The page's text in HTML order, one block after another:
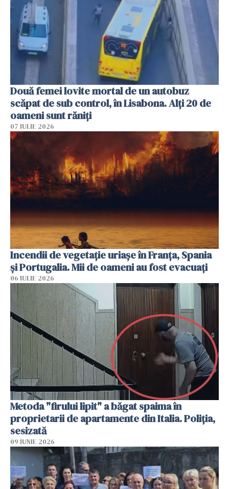
Două femei lovite mortal de un autobuz
scăpat de sub control, în Lisabona. Alți 20 de
oameni sunt răniți
07 IULIE 2026
Incendii de vegetație uriașe în Franța, Spania
și Portugalia. Mii de oameni au fost evacuați
06 IULIE 2026
Metoda "firului lipit" a băgat spaima în
proprietarii de apartamente din Italia. Poliția,
sesizată
09 IUNIE 2026